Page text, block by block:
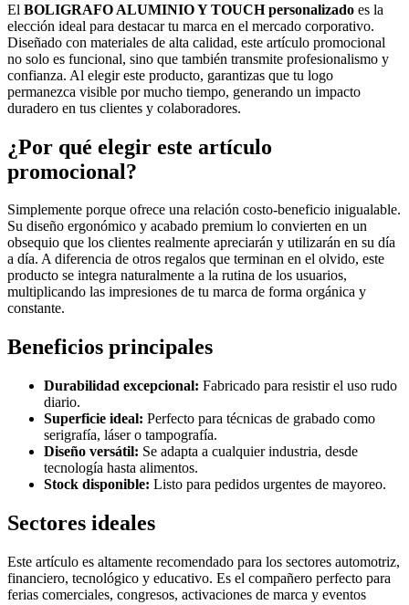
El BOLIGRAFO ALUMINIO Y TOUCH personalizado es la
elección ideal para destacar tu marca en el mercado corporativo.
Diseñado con materiales de alta calidad, este artículo promocional
no solo es funcional, sino que también transmite profesionalismo y
confianza. Al elegir este producto, garantizas que tu logo
permanezca visible por mucho tiempo, generando un impacto
duradero en tus clientes y colaboradores.
¿Por qué elegir este artículo
promocional?
Simplemente porque ofrece una relación costo-beneficio inigualable.
Su diseño ergonómico y acabado premium lo convierten en un
obsequio que los clientes realmente apreciarán y utilizarán en su día
a día. A diferencia de otros regalos que terminan en el olvido, este
producto se integra naturalmente a la rutina de los usuarios,
multiplicando las impresiones de tu marca de forma orgánica y
constante.
Beneficios principales
Durabilidad excepcional: Fabricado para resistir el uso rudo
diario.
Superficie ideal: Perfecto para técnicas de grabado como
serigrafía, láser o tampografía.
Diseño versátil: Se adapta a cualquier industria, desde
tecnología hasta alimentos.
Stock disponible: Listo para pedidos urgentes de mayoreo.
Sectores ideales
Este artículo es altamente recomendado para los sectores automotriz,
financiero, tecnológico y educativo. Es el compañero perfecto para
ferias comerciales, congresos, activaciones de marca y eventos